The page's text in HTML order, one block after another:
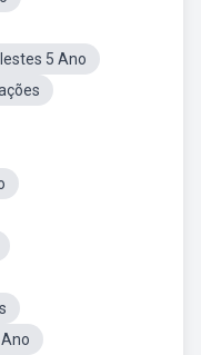
5 Ano